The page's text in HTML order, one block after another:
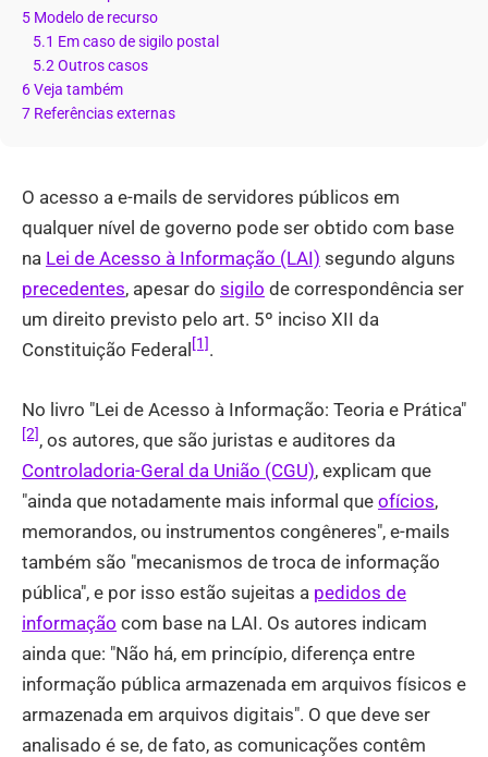
5 Modelo de recurso
5.1 Em caso de sigilo postal
5.2 Outros casos
6 Veja também
7 Referências externas
O acesso a e-mails de servidores públicos em
qualquer nível de governo pode ser obtido com base
na Lei de Acesso à Informação (LAI) segundo alguns
precedentes, apesar do sigilo de correspondência ser
um direito previsto pelo art. 5º inciso XII da
Constituição Federal [1].
No livro "Lei de Acesso à Informação: Teoria e Prática"
[2], os autores, que são juristas e auditores da
Controladoria-Geral da União (CGU), explicam que
"ainda que notadamente mais informal que ofícios,
memorandos, ou instrumentos congêneres", e-mails
também são "mecanismos de troca de informação
pública", e por isso estão sujeitas a pedidos de
informação com base na LAI. Os autores indicam
ainda que: "Não há, em princípio, diferença entre
informação pública armazenada em arquivos físicos e
armazenada em arquivos digitais". O que deve ser
analisado é se, de fato, as comunicações contêm